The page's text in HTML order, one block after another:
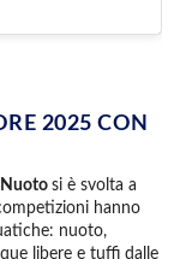
2025 CON
si è svolta a
hanno
nuoto,
libere e tuffi dalle